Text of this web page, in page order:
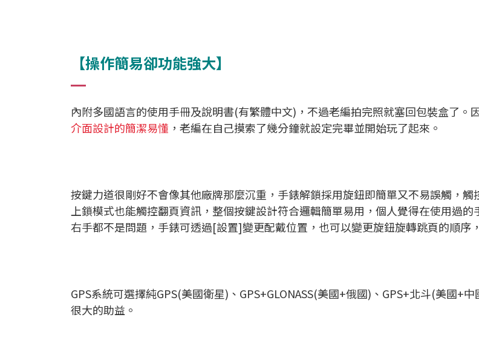
【操作簡易卻功能強大】
內附多國語言的使用手冊及說明書(有繁體中文)，不過老編拍完照就塞回包裝盒了。
介面設計的簡潔易懂 ，老編在自己摸索了幾分鐘就設定完畢並開始玩了起來。
按鍵力道很剛好不會像其他廠牌那麼沉重，手錶解鎖採用旋鈕即簡單又不易誤觸，
上鎖模式也能觸控翻頁資訊，整個按鍵設計符合邏輯簡單易用，個人覺得在使用過
右手都不是問題，手錶可透過[設置]變更配戴位置，也可以變更旋鈕旋轉跳頁的順序
GPS系統可選擇純GPS(美國衛星)、GPS+GLONASS(美國+俄國)、GPS+北斗(美國+
很大的助益。